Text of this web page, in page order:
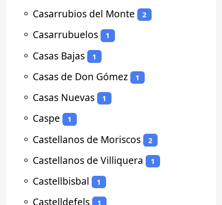
⚬ Casarrubios del Monte 2
⚬ Casarrubuelos 1
⚬ Casas Bajas 1
⚬ Casas de Don Gómez 1
⚬ Casas Nuevas 1
⚬ Caspe 1
⚬ Castellanos de Moriscos 2
⚬ Castellanos de Villiquera 1
⚬ Castellbisbal 1
⚬ Castelldefels 1